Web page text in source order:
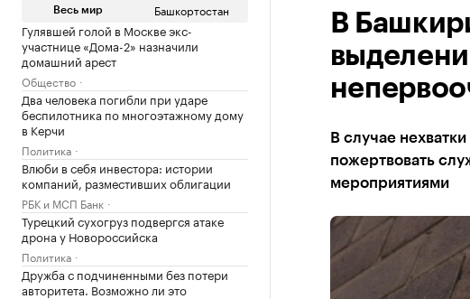
Весь мир Башкортостан
Гулявшей голой в Москве экс-
участнице «Дома-2» назначили
домашний арест
Общество
Два человека погибли при ударе
беспилотника по многоэтажному дому
в Керчи
Политика
Влюби в себя инвестора: истории
компаний, разместивших облигации
РБК и МСП Банк
Турецкий сухогруз подвергся атаке
дрона у Новороссийска
Политика
Дружба с подчиненными без потери
авторитета. Возможно ли это
В
В случае
пожертвовать
мероприятиями